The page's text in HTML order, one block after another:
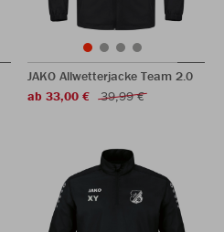
JAKO Allwetterjacke Team 2.0
ab 33,00 €
39,99 €